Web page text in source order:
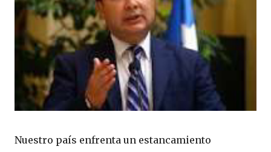
Nuestro país enfrenta un estancamiento